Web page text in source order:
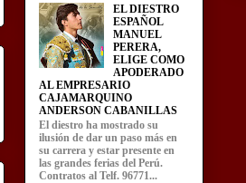
EL DIESTRO
ESPAÑOL
MANUEL
PERERA,
ELIGE COMO
APODERADO
AL EMPRESARIO
CAJAMARQUINO
ANDERSON CABANILLAS
El diestro ha mostrado su
ilusión de dar un paso más en
su carrera y estar presente en
las grandes ferias del Perú.
Contratos al Telf. 96771...